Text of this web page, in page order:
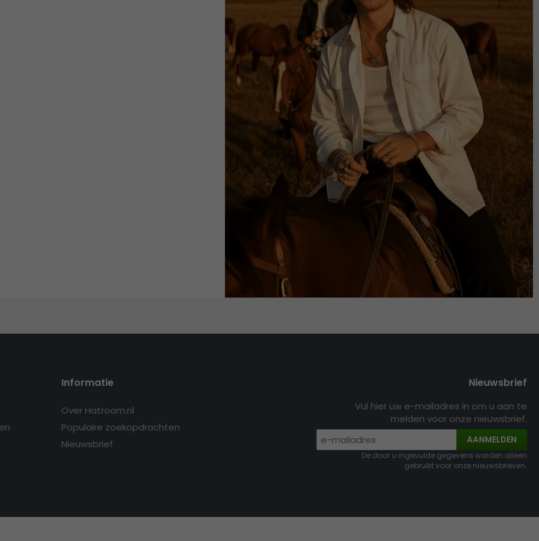
Informatie
Over Hatroom.nl
Populaire zoekopdrachten
Nieuwsbrief
Nieuwsbrief
Vul hier uw e-mailadres in om u aan te
melden voor onze nieuwsbrief.
AANMELDEN
De door u ingevulde gegevens worden alleen
gebruikt voor onze nieuwsbrieven.